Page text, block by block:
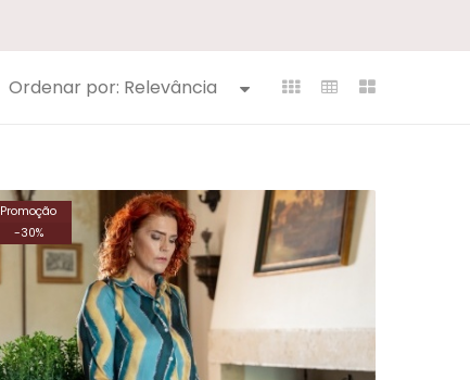
Ordenar por: Relevância
Promoção
-30%